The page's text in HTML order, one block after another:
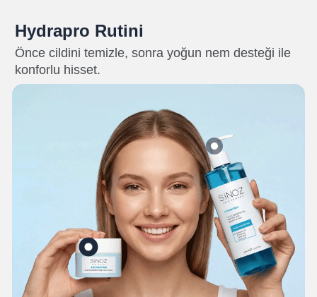
Hydrapro Rutini
Önce cildini temizle, sonra yoğun nem desteği ile
konforlu hisset.